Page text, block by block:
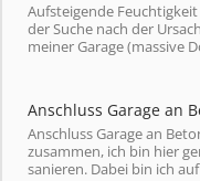
Aufsteigende
der Suche nach der
meiner Garage (massive
Anschluss Garage an
Anschluss Garage an
zusammen, ich bin hier
sanieren. Dabei bin ich